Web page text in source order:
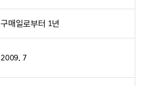
구매일로부터 1년
2009. 7